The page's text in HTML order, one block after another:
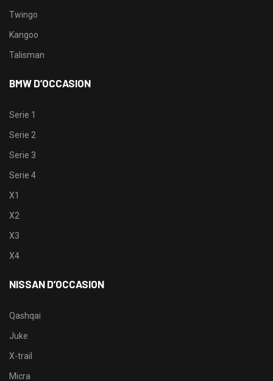
Twingo
Kangoo
Talisman
BMW D’OCCASION
Serie 1
Serie 2
Serie 3
Serie 4
X1
X2
X3
X4
NISSAN D’OCCASION
Qashqai
Juke
X-trail
Micra